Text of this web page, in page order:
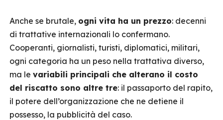
Anche se brutale, ogni vita ha un prezzo: decenni
di trattative internazionali lo confermano.
Cooperanti, giornalisti, turisti, diplomatici, militari,
ogni categoria ha un peso nella trattativa diverso,
ma le variabili principali che alterano il costo
del riscatto sono altre tre: il passaporto del rapito,
il potere dell’organizzazione che ne detiene il
possesso, la pubblicità del caso.